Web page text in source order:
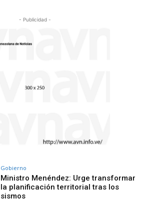
- Publicidad -
Gobierno
Ministro Menéndez: Urge transformar
la planificación territorial tras los
sismos